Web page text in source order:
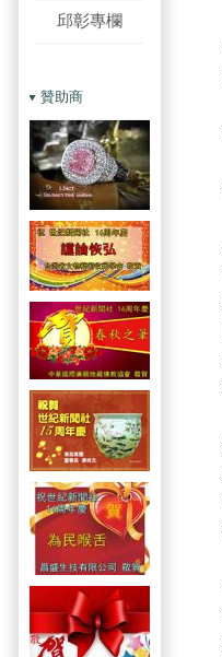
邱彰專欄
贊助商